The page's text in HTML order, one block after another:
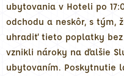
ubytovania v Hoteli po
odchodu a neskôr, s tým,
uhradiť tieto poplatky
vznikli nároky na ďalšie
ubytovaním. Poskytnutie